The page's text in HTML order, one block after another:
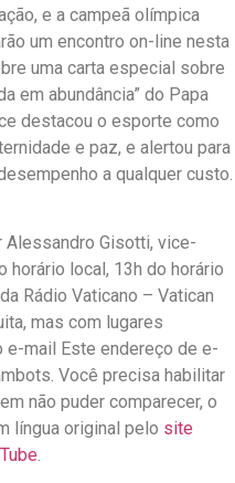
e a campeã olímpica
um encontro on-line nesta
uma carta especial sobre
em abundância” do Papa
destacou o esporte como
e paz, e alertou para
a qualquer custo.
Alessandro Gisotti, vice-
horário local, 13h do horário
Rádio Vaticano – Vatican
mas com lugares
mail Este endereço de e-
Você precisa habilitar
não puder comparecer, o
língua original pelo site
.